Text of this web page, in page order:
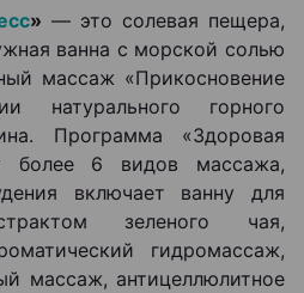
» — это солевая пещера,
ванна с морской солью
массаж «Прикосновение
натурального горного
Программа «Здоровая
более 6 видов массажа,
включает ванну для
зеленого чая,
гидромассаж,
массаж, антицеллюлитное